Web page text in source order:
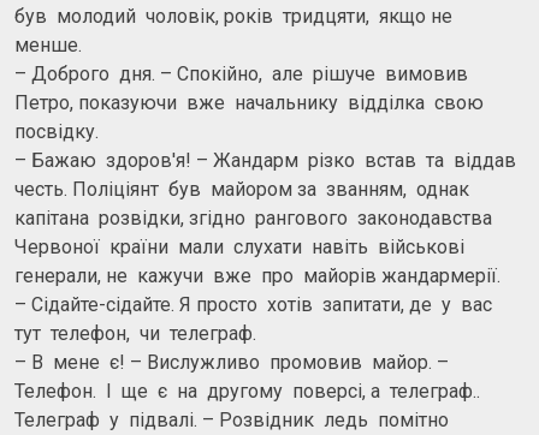
був молодий чоловік, років тридцяти, якщо не
менше.
– Доброго дня. – Спокійно, але рішуче вимовив
Петро, показуючи вже начальнику відділка свою
посвідку.
– Бажаю здоров'я! – Жандарм різко встав та віддав
честь. Поліціянт був майором за званням, однак
капітана розвідки, згідно рангового законодавства
Червоної країни мали слухати навіть військові
генерали, не кажучи вже про майорів жандармерії.
– Сідайте-сідайте. Я просто хотів запитати, де у вас
тут телефон, чи телеграф.
– В мене є! – Вислужливо промовив майор. –
Телефон. І ще є на другому поверсі, а телеграф..
Телеграф у підвалі. – Розвідник ледь помітно